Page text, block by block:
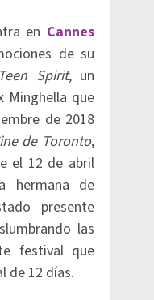
en Cannes
de su
Teen Spirit, un
Minghella que
de 2018
de Toronto,
el 12 de abril
hermana de
presente
las
festival que
de 12 días.